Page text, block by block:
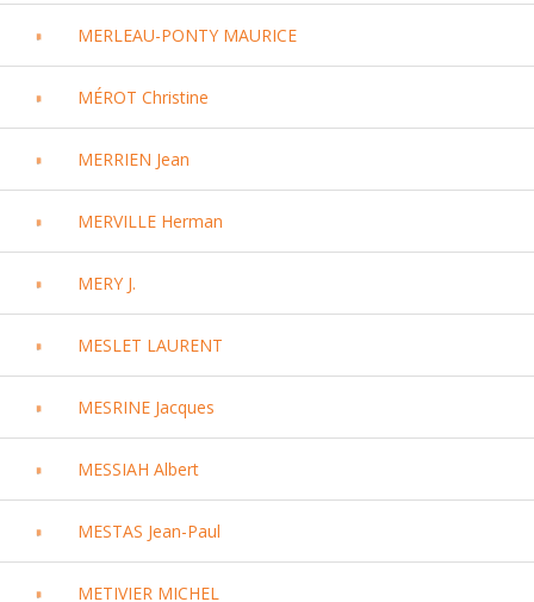
MERLEAU-PONTY MAURICE
MÉROT Christine
MERRIEN Jean
MERVILLE Herman
MERY J.
MESLET LAURENT
MESRINE Jacques
MESSIAH Albert
MESTAS Jean-Paul
METIVIER MICHEL